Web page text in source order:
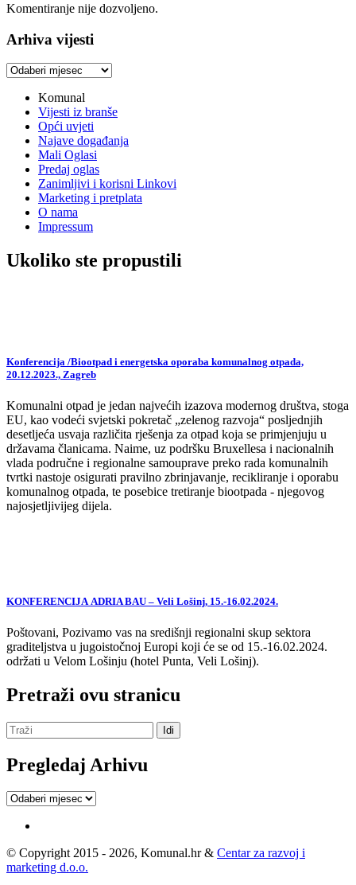
Komentiranje nije dozvoljeno.
Arhiva vijesti
Arhiva
Komunal
Vijesti iz branše
Opći uvjeti
Najave događanja
Mali Oglasi
Predaj oglas
Zanimljivi i korisni Linkovi
Marketing i pretplata
O nama
Impressum
Ukoliko ste propustili
Konferencija /Biootpad i energetska oporaba komunalnog otpada,
20.12.2023., Zagreb
Komunalni otpad je jedan najvećih izazova modernog društva, stoga
EU, kao vodeći svjetski pokretač „zelenog razvoja“ posljednjih
desetljeća usvaja različita rješenja za otpad koja se primjenjuju u
državama članicama. Naime, uz podršku Bruxellesa i nacionalnih
vlada područne i regionalne samouprave preko rada komunalnih
tvrtki nastoje osigurati pravilno zbrinjavanje, recikliranje i oporabu
komunalnog otpada, te posebice tretiranje biootpada - njegovog
najosjetljivijeg dijela.
KONFERENCIJA ADRIA BAU – Veli Lošinj, 15.-16.02.2024.
Poštovani, Pozivamo vas na središnji regionalni skup sektora
graditeljstva u jugoistočnoj Europi koji će se od 15.-16.02.2024.
održati u Velom Lošinju (hotel Punta, Veli Lošinj).
Pretraži ovu stranicu
Pregledaj Arhivu
Pregledaj
© Copyright 2015 - 2026, Komunal.hr & Centar za razvoj i
marketing d.o.o.